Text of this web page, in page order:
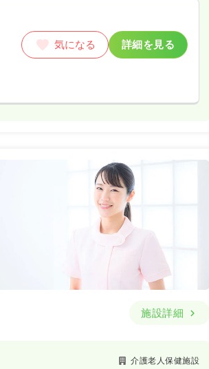
気になる 詳細を見る
施設詳細
介護老人保健施設